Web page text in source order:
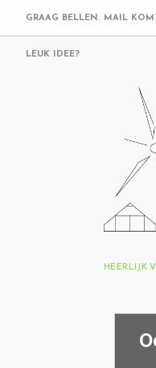
GRAAG BELLEN. MAIL
LEUK IDEE?
HEERLIJK